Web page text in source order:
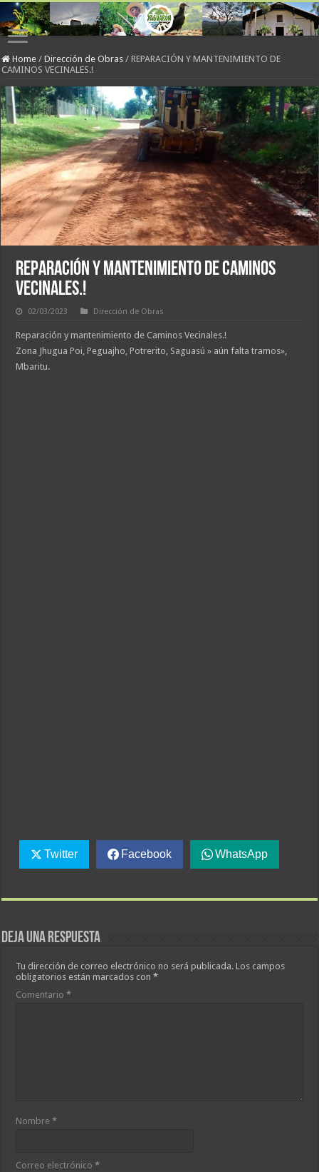
Home / Dirección de Obras / REPARACIÓN Y MANTENIMIENTO DE
CAMINOS VECINALES.!
REPARACIÓN Y MANTENIMIENTO DE CAMINOS
VECINALES.!
02/03/2023 Dirección de Obras
Reparación y mantenimiento de Caminos Vecinales.!
Zona Jhugua Poi, Peguajho, Potrerito, Saguasú » aún falta tramos»,
Mbaritu.
Twitter Facebook WhatsApp
Deja una respuesta
Tu dirección de correo electrónico no será publicada. Los campos
obligatorios están marcados con*
Comentario*
Nombre*
Correo electrónico*